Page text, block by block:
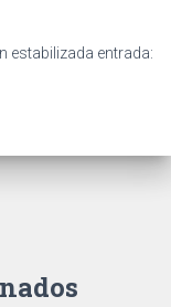
estabilizada entrada: